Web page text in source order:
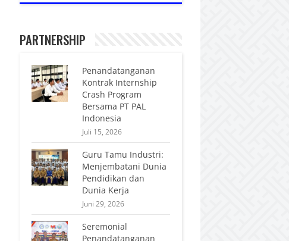
PARTNERSHIP
Penandatanganan
Kontrak Internship
Crash Program
Bersama PT PAL
Indonesia
Juli 15, 2026
Guru Tamu Industri:
Menjembatani Dunia
Pendidikan dan
Dunia Kerja
Juni 29, 2026
Seremonial
Penandatanganan